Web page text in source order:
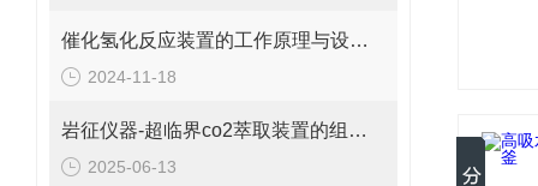
催化氢化反应装置的工作原理与设计要点是怎样的？
2024-11-18
岩征仪器-超临界co2萃取装置的组成部分
2025-06-13